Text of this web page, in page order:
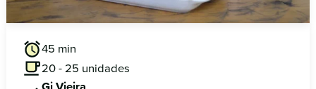
45 min
20 - 25 unidades